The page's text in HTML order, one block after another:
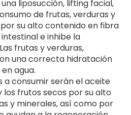
liposucción, lifting facial,
de frutas, verduras y
su alto contenido en fibra
e inhibe la
frutas y verduras,
una correcta hidratación
agua.
a consumir serán el aceite
los frutos secos por su alto
y minerales, así como por